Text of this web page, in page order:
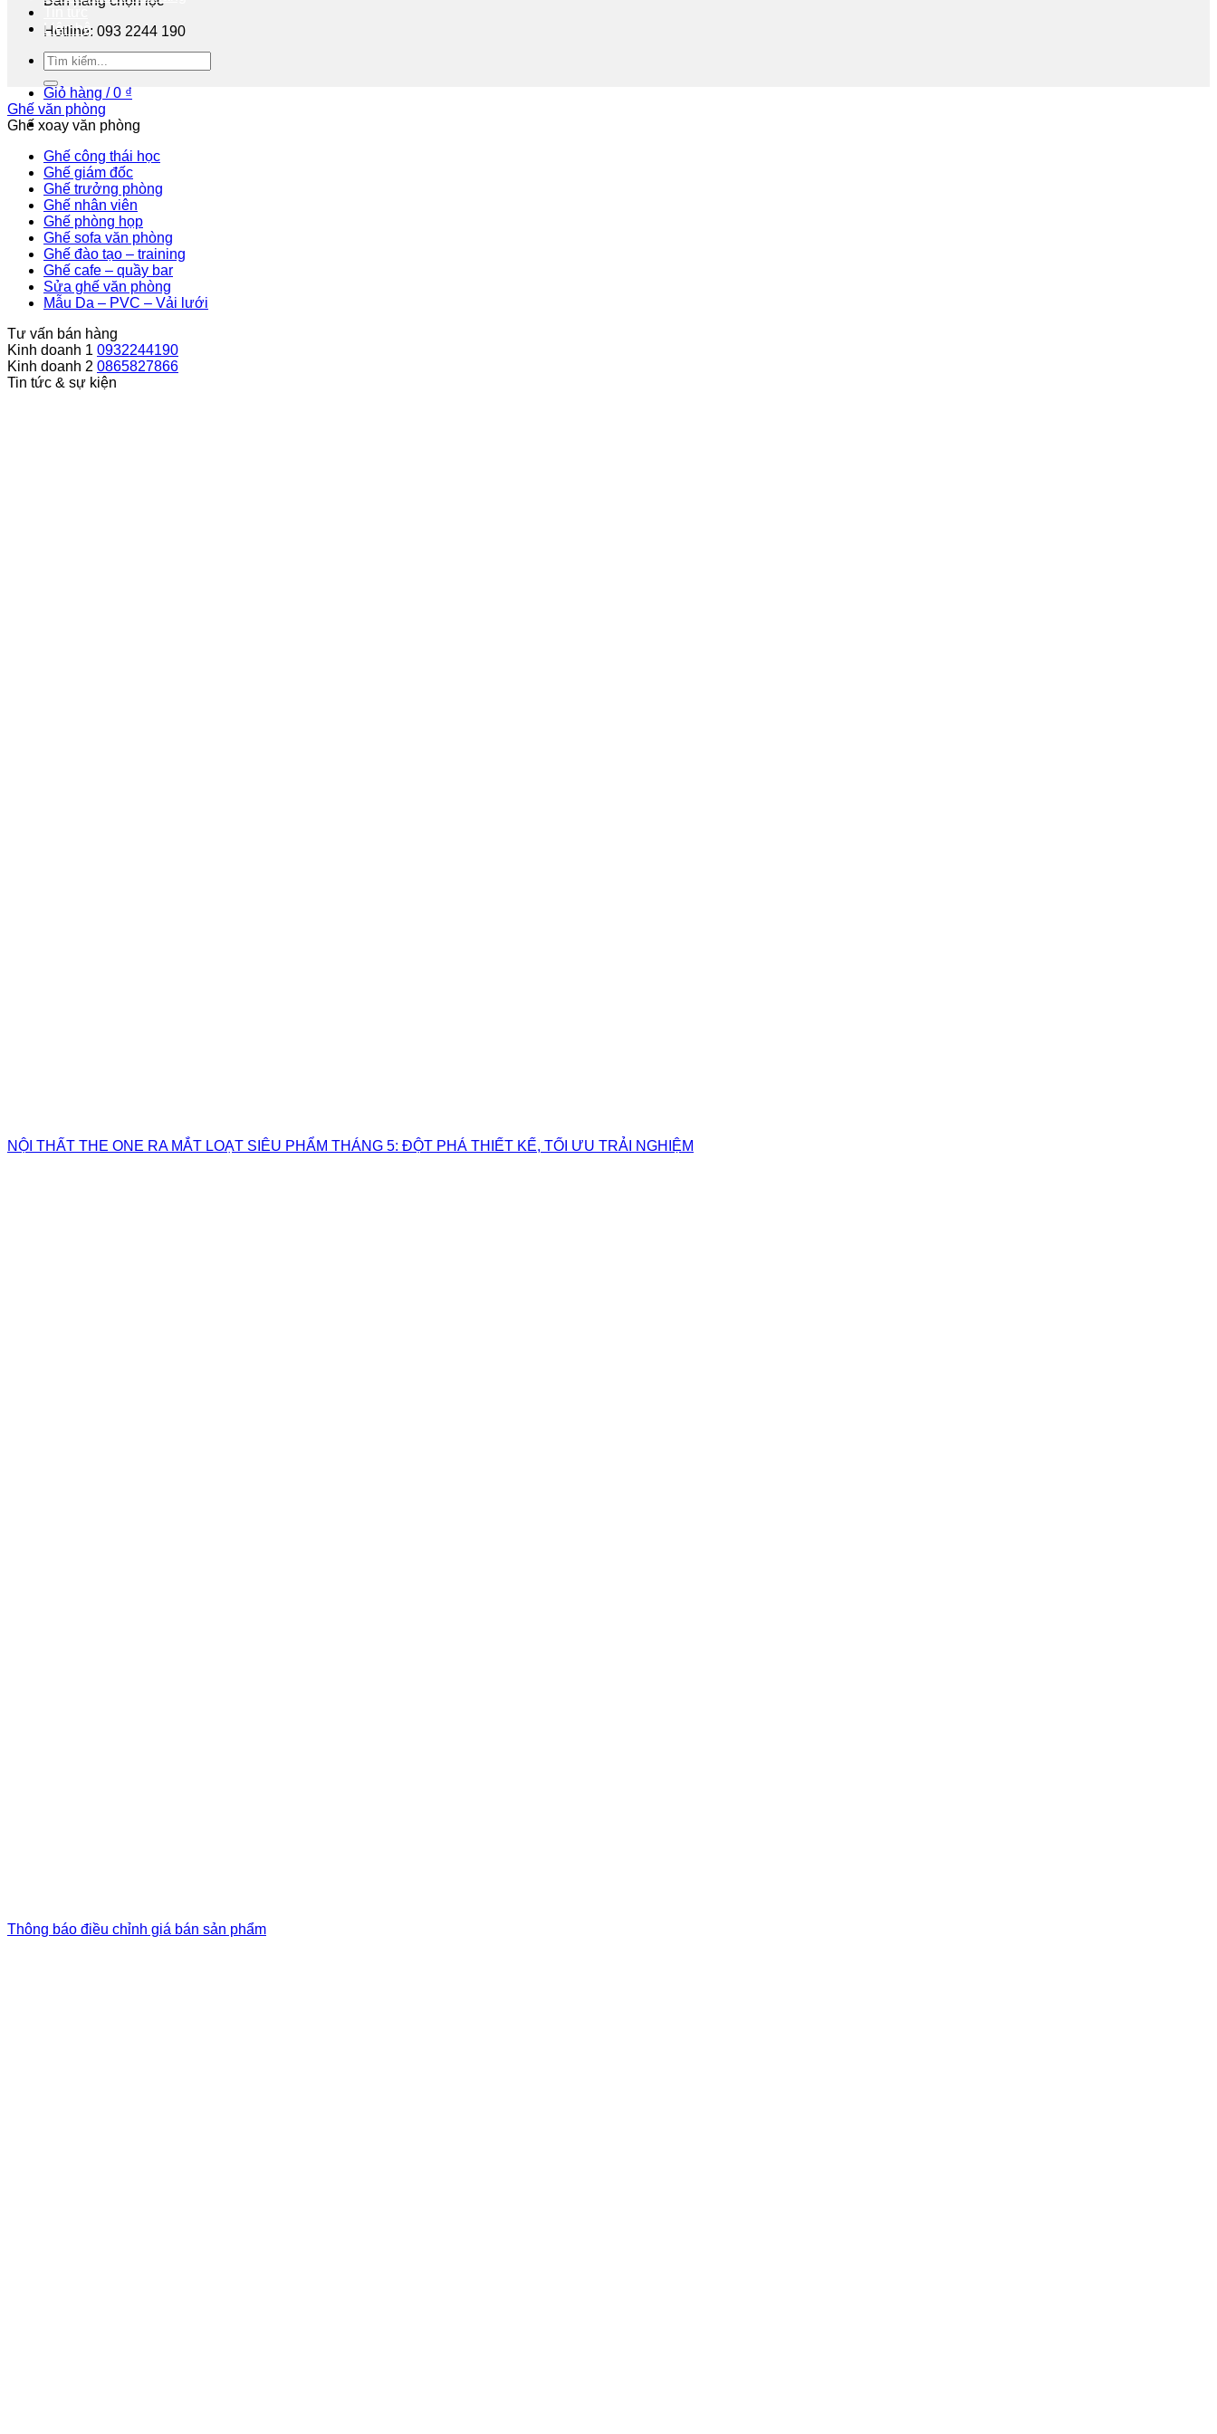
Hotline: 093 2244 190
Tư vấn miễn phí
Giỏ hàng /0 ₫
Liên hệ
Ghế văn phòng
Ghế xoay văn phòng
Ghế công thái học
Ghế giám đốc
Ghế trưởng phòng
Ghế nhân viên
Ghế phòng họp
Ghế sofa văn phòng
Ghế đào tạo – training
Ghế cafe – quầy bar
Sửa ghế văn phòng
Mẫu Da – PVC – Vải lưới
Tư vấn bán hàng
Kinh doanh 1 0932244190
Kinh doanh 2 0865827866
Tin tức & sự kiện
NỘI THẤT THE ONE RA MẮT LOẠT SIÊU PHẨM THÁNG 5: ĐỘT PHÁ THIẾT KẾ, TỐI ƯU TRẢI NGHIỆM
Thông báo điều chỉnh giá bán sản phẩm